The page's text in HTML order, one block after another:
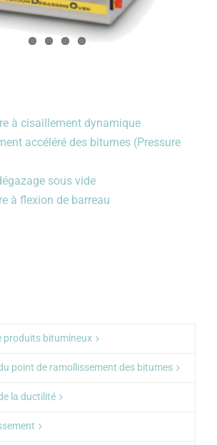
à cisaillement dynamique
accéléré des bitumes (Pressure
sous vide
à flexion de barreau
produits bitumineux
point de ramollissement des bitumes
la ductilité